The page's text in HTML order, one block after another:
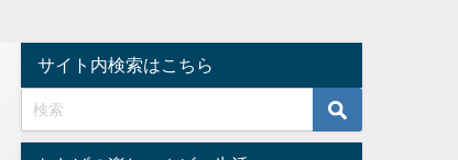
サイト内検索はこちら